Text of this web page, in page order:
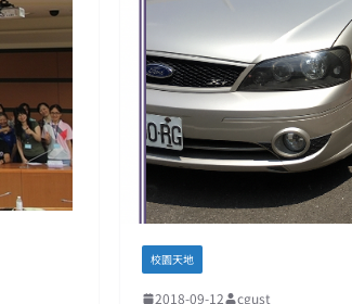
校園天地
2018-09-12 cgust